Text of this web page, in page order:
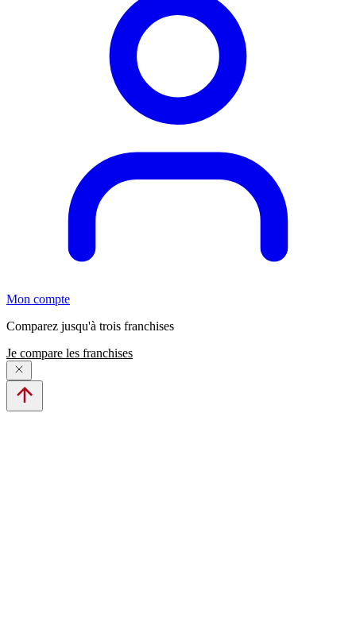
Mon compte
Comparez jusqu'à trois franchises
Je compare les franchises